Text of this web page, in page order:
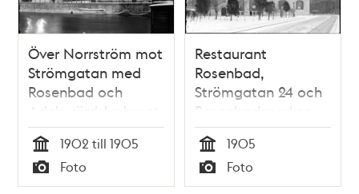
Över Norrström mot
Strömgatan med
Rosenbad och
Adelswärdska huset.
Tid
1902 till 1905
Typ
Foto
Restaurant
Rosenbad,
Strömgatan 24 och
Rosenbadsparken
Tid
1905
Typ
Foto